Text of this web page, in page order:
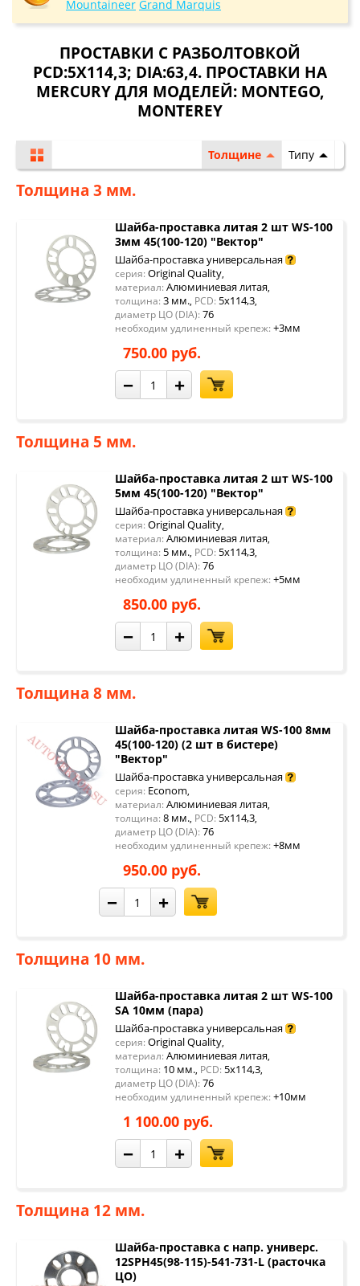
Mountaineer Grand Marquis
ПРОСТАВКИ С РАЗБОЛТОВКОЙ
PCD:5X114,3; DIA:63,4. ПРОСТАВКИ НА
MERCURY ДЛЯ МОДЕЛЕЙ: MONTEGO,
MONTEREY
Толщине Типу
Толщина 3 мм.
Шайба-проставка литая 2 шт WS-100
3мм 45(100-120) "Вектор"
Шайба-проставка универсальная
серия: Original Quality,
материал: Алюминиевая литая,
толщина: 3 мм., PCD: 5x114,3,
диаметр ЦО (DIA): 76
необходим удлиненный крепеж: +3мм
750.00 руб.
− +
Толщина 5 мм.
Шайба-проставка литая 2 шт WS-100
5мм 45(100-120) "Вектор"
Шайба-проставка универсальная
серия: Original Quality,
материал: Алюминиевая литая,
толщина: 5 мм., PCD: 5x114,3,
диаметр ЦО (DIA): 76
необходим удлиненный крепеж: +5мм
850.00 руб.
− +
Толщина 8 мм.
Шайба-проставка литая WS-100 8мм
45(100-120) (2 шт в бистере)
"Вектор"
Шайба-проставка универсальная
серия: Econom,
материал: Алюминиевая литая,
толщина: 8 мм., PCD: 5x114,3,
диаметр ЦО (DIA): 76
необходим удлиненный крепеж: +8мм
950.00 руб.
− +
Толщина 10 мм.
Шайба-проставка литая 2 шт WS-100
SA 10мм (пара)
Шайба-проставка универсальная
серия: Original Quality,
материал: Алюминиевая литая,
толщина: 10 мм., PCD: 5x114,3,
диаметр ЦО (DIA): 76
необходим удлиненный крепеж: +10мм
1 100.00 руб.
− +
Толщина 12 мм.
Шайба-проставка с напр. универс.
12SPH45(98-115)-541-731-L (расточка
ЦО)